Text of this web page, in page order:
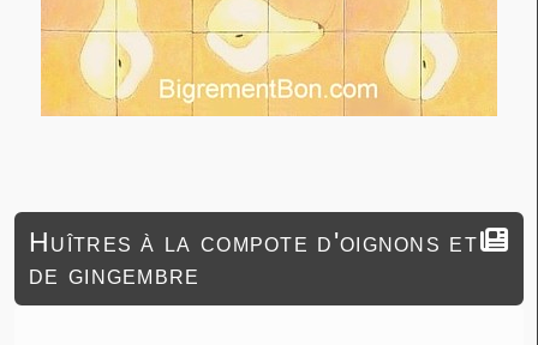
Huîtres à la compote d'oignons et
de gingembre